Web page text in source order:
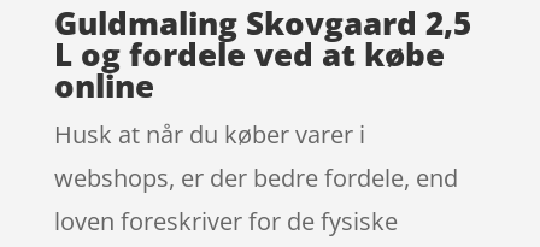
Guldmaling Skovgaard 2,5
L og fordele ved at købe
online
Husk at når du køber varer i
webshops, er der bedre fordele, end
loven foreskriver for de fysiske